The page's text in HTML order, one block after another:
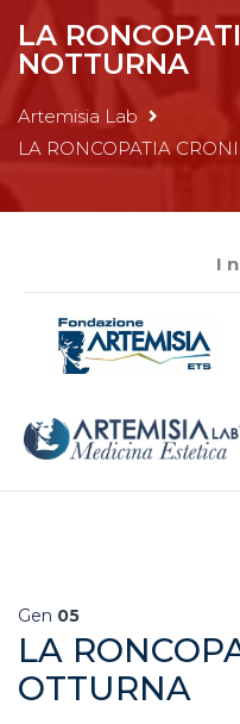
LA
NOTTURNA
Artemisia Lab
LA RONCOPATIA
I
Gen 05
LA
OTTURNA